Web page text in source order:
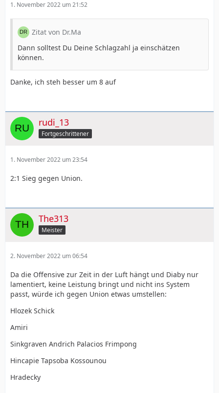
1. November 2022 um 21:52
Zitat von Dr.Ma
Dann solltest Du Deine Schlagzahl ja einschätzen
können.
Danke, ich steh besser um 8 auf
rudi_13
Fortgeschrittener
1. November 2022 um 23:54
2:1 Sieg gegen Union.
The313
Meister
2. November 2022 um 06:54
Da die Offensive zur Zeit in der Luft hängt und Diaby nur
lamentiert, keine Leistung bringt und nicht ins System
passt, würde ich gegen Union etwas umstellen:
Hlozek Schick
Amiri
Sinkgraven Andrich Palacios Frimpong
Hincapie Tapsoba Kossounou
Hradecky